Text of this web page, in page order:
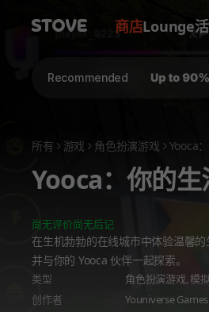
商店Lounge
Recommended
所有 游戏 角色扮演游戏 Yooca
Yooca：你的生
尚无评价尚无后记
在生机勃勃的在线城市中体验温馨
并与你的 Yooca 伙伴一起探索。
类型 角色扮演游戏,模
创作者
Youniverse Games